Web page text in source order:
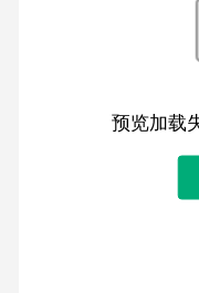
预览加载